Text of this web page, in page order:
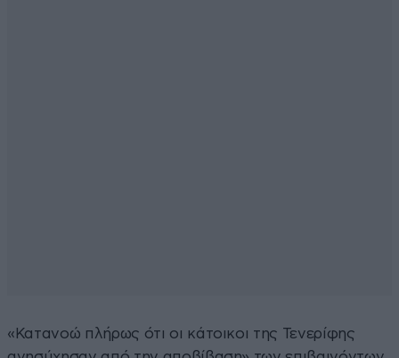
«Κατανοώ πλήρως ότι οι κάτοικοι της Τενερίφης